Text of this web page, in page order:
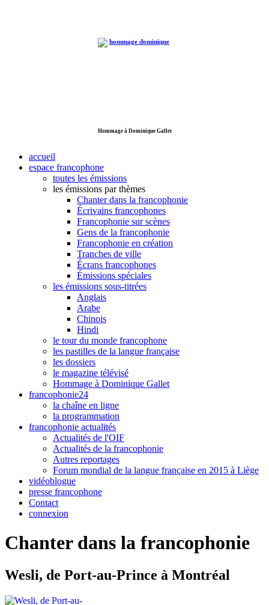
Hommage à Dominique Gallet
accueil
espace francophone
toutes les émissions
les émissions par thèmes
Chanter dans la francophonie
Écrivains francophones
Francophonie sur scènes
Gens de la francophonie
Francophonie en création
Tranches de ville
Écrans francophones
Émissions spéciales
les émissions sous-titrées
Anglais
Arabe
Chinois
Hindi
le tour du monde francophone
les pastilles de la langue française
les dossiers
le magazine télévisé
Hommage à Dominique Gallet
francophonie24
la chaîne en ligne
la programmation
francophonie actualités
Actualités de l'OIF
Actualités de la francophonie
Autres reportages
Forum mondial de la langue française en 2015 à Liège
vidéoblogue
presse francophone
Contact
connexion
Chanter dans la francophonie
Wesli, de Port-au-Prince à Montréal